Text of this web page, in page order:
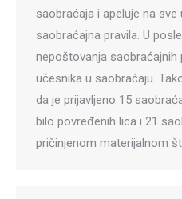
saobraćaja i apeluje na
saobraćajna pravila. U
nepoštovanja saobraćajnih
učesnika u saobraćaju.
da je prijavljeno 15
bilo povređenih lica i 21
pričinjenom materijalnom